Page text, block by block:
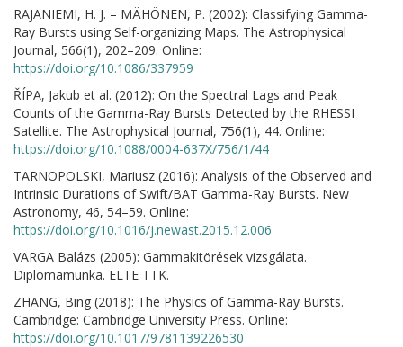
RAJANIEMI, H. J. – MÄHÖNEN, P. (2002): Classifying Gamma-
Ray Bursts using Self-organizing Maps. The Astrophysical
Journal, 566(1), 202–209. Online:
https://doi.org/10.1086/337959
ŘÍPA, Jakub et al. (2012): On the Spectral Lags and Peak
Counts of the Gamma-Ray Bursts Detected by the RHESSI
Satellite. The Astrophysical Journal, 756(1), 44. Online:
https://doi.org/10.1088/0004-637X/756/1/44
TARNOPOLSKI, Mariusz (2016): Analysis of the Observed and
Intrinsic Durations of Swift/BAT Gamma-Ray Bursts. New
Astronomy, 46, 54–59. Online:
https://doi.org/10.1016/j.newast.2015.12.006
VARGA Balázs (2005): Gammakitörések vizsgálata.
Diplomamunka. ELTE TTK.
ZHANG, Bing (2018): The Physics of Gamma-Ray Bursts.
Cambridge: Cambridge University Press. Online:
https://doi.org/10.1017/9781139226530